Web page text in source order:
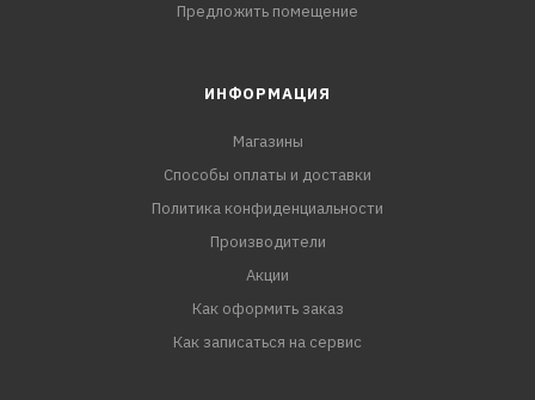
Предложить помещение
ИНФОРМАЦИЯ
Магазины
Способы оплаты и доставки
Политика конфиденциальности
Производители
Акции
Как оформить заказ
Как записаться на сервис